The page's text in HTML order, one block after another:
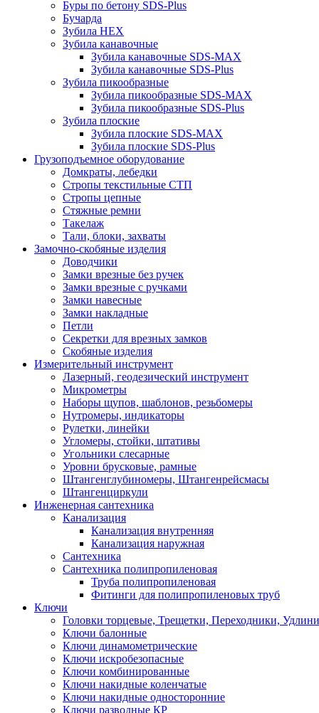
Буры по бетону SDS-Plus
Бучарда
Зубила HEX
Зубила канавочные
Зубила канавочные SDS-MAX
Зубила канавочные SDS-Plus
Зубила пикообразные
Зубила пикообразные SDS-MAX
Зубила пикообразные SDS-Plus
Зубила плоские
Зубила плоские SDS-MAX
Зубила плоские SDS-Plus
Грузоподъемное оборудование
Домкраты, лебедки
Стропы текстильные СТП
Стропы цепные
Стяжные ремни
Такелаж
Тали, блоки, захваты
Замочно-скобяные изделия
Доводчики
Замки врезные без ручек
Замки врезные с ручками
Замки навесные
Замки накладные
Петли
Секретки для врезных замков
Скобяные изделия
Измерительный инструмент
Лазерный, геодезический инструмент
Микрометры
Наборы щупов, шаблонов, резьбомеры
Нутромеры, индикаторы
Рулетки, линейки
Угломеры, стойки, штативы
Угольники слесарные
Уровни брусковые, рамные
Штангенглубиномеры, Штангенрейсмасы
Штангенциркули
Инженерная сантехника
Канализация
Канализация внутренняя
Канализация наружная
Сантехника
Сантехника полипропиленовая
Труба полипропиленовая
Фитинги для полипропиленовых труб
Ключи
Головки торцевые, Трещетки, Переходники,
Ключи балонные
Ключи динамометрические
Ключи искробезопасные
Ключи комбинированные
Ключи накидные коленчатые
Ключи накидные односторонние
Ключи разводные КР